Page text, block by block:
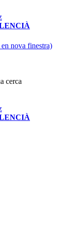
nova finestra)
cerca